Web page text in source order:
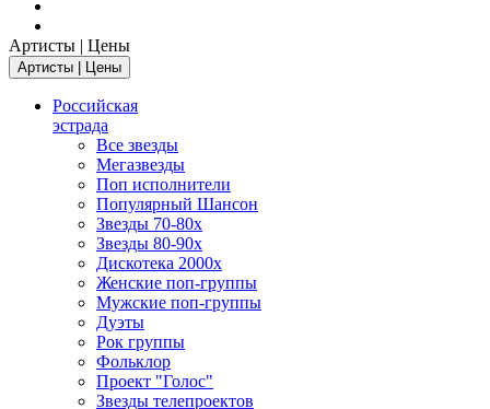
Артисты | Цены
Артисты | Цены
Российская
эстрада
Все звезды
Мегазвезды
Поп исполнители
Популярный Шансон
Звезды 70-80х
Звезды 80-90х
Дискотека 2000х
Женские поп-группы
Мужские поп-группы
Дуэты
Рок группы
Фольклор
Проект "Голос"
Звезды телепроектов